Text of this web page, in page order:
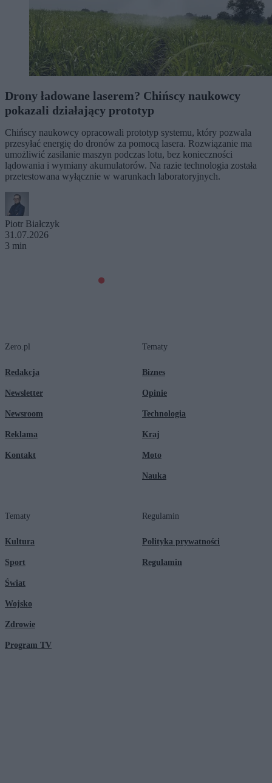
Drony ładowane laserem? Chińscy naukowcy
pokazali działający prototyp
Chińscy naukowcy opracowali prototyp systemu, który pozwala
przesyłać energię do dronów za pomocą lasera. Rozwiązanie ma
umożliwić zasilanie maszyn podczas lotu, bez konieczności
lądowania i wymiany akumulatorów. Na razie technologia została
przetestowana wyłącznie w warunkach laboratoryjnych.
Piotr Białczyk
31.07.2026
3 min
Zero.pl
Redakcja
Newsletter
Newsroom
Reklama
Kontakt
Tematy
Biznes
Opinie
Technologia
Kraj
Moto
Nauka
Tematy
Kultura
Sport
Świat
Wojsko
Zdrowie
Program TV
Regulamin
Polityka prywatności
Regulamin